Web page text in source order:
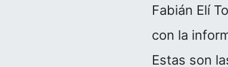
Fabián Elí
con la
Estas son